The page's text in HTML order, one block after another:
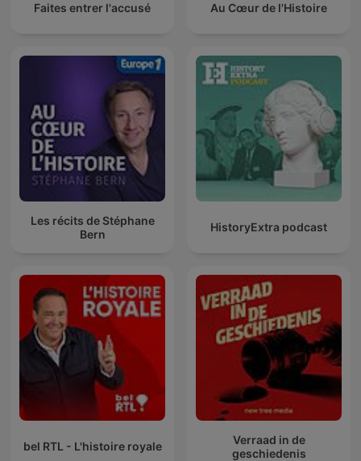
Faites entrer l'accusé Au Cœur de l'Histoire
Les récits de Stéphane
Bern
HistoryExtra podcast
bel RTL - L'histoire royale
Verraad in de
geschiedenis